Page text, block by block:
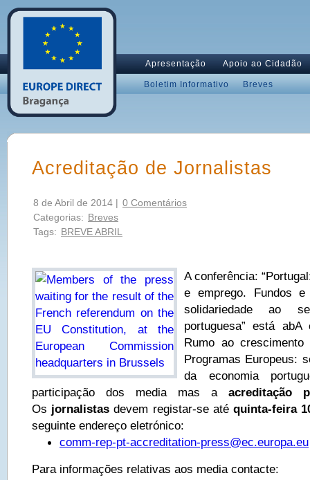
Apresentação Apoio ao Cidadão
Boletim Informativo Breves
Acreditação de Jornalistas
8 de Abril de 2014 | 0 Comentários
Categorias: Breves
Tags: BREVE ABRIL
A conferência:
e emprego. Fundos e
solidariedade ao
portuguesa” está abA
Rumo ao
Programas Europeus:
da economia
participação dos media mas aacreditação
Os jornalistas devem registar-se até quinta-feira
seguinte endereço eletrónico:
comm-rep-pt-accreditation-press@ec.europa.eu
Para informações relativas aos media contacte: